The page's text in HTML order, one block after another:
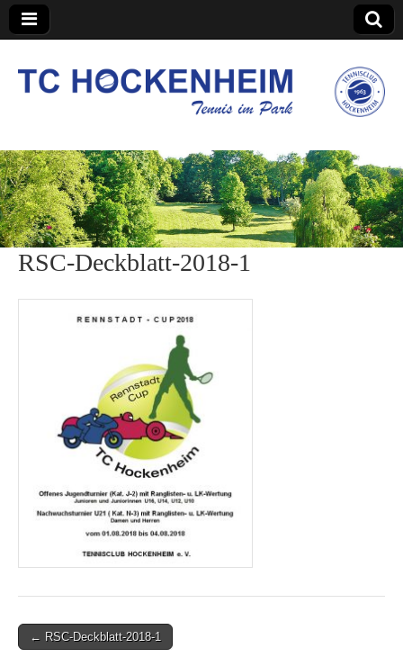
TC Hockenheim
RSC-Deckblatt-2018-1
Post← RSC-Deckblatt-2018-1